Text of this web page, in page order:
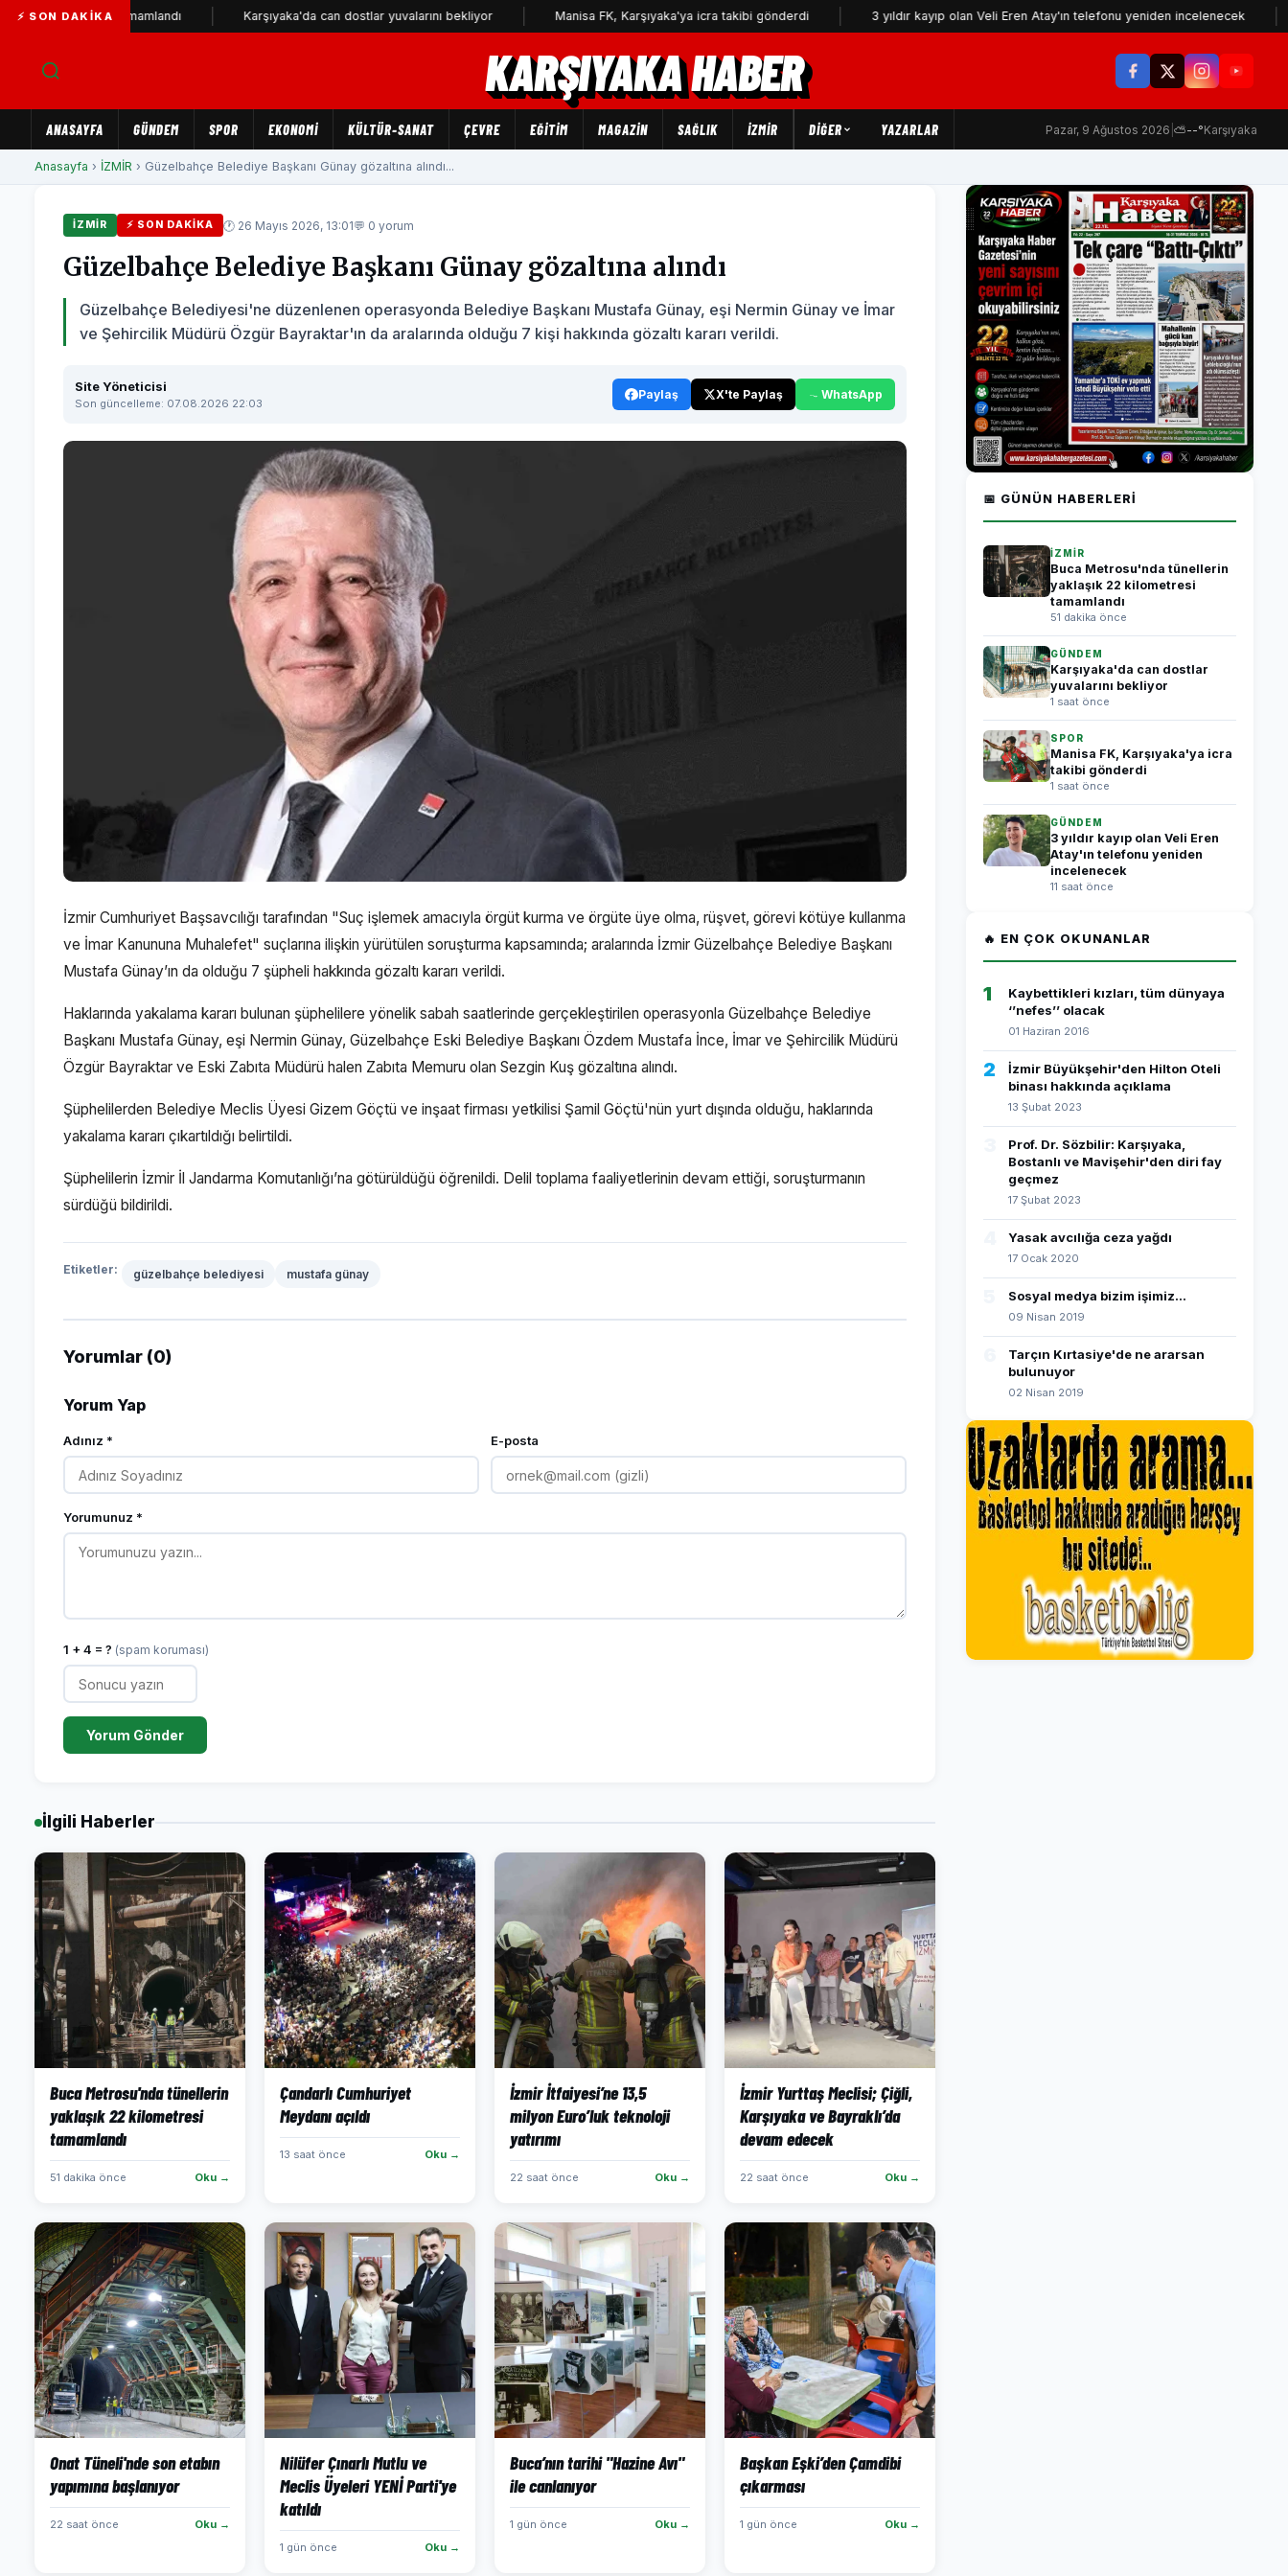
⚡ SON DAKIKA
tamamlandı Karşıyaka'da can dostlar yuvalarını bekliyor Manisa FK, Karşıyaka'ya icra takibi gönderdi 3 yıldır kayıp olan Veli Eren Atay'ın telefonu yeniden incelenecek
KARŞIYAKA HABER
ANASAYFA GÜNDEM SPOR EKONOMİ KÜLTÜR-SANAT ÇEVRE EĞİTİM MAGAZİN SAĞLIK İZMİR DIĞER YAZARLAR Pazar, 9 Ağustos 2026 ⛅--°Karşıyaka
Anasayfa › İZMİR › Güzelbahçe Belediye Başkanı Günay gözaltına alındı...
İZMİR ⚡ SON DAKIKA 🕐 26 Mayıs 2026, 13:01💬 0 yorum
Güzelbahçe Belediye Başkanı Günay gözaltına alındı
Güzelbahçe Belediyesi'ne düzenlenen operasyonda Belediye Başkanı Mustafa Günay, eşi Nermin Günay ve İmar
ve Şehircilik Müdürü Özgür Bayraktar'ın da aralarında olduğu 7 kişi hakkında gözaltı kararı verildi.
Site Yöneticisi
Son güncelleme: 07.08.2026 22:03
Paylaş X'te Paylaş WhatsApp
İzmir Cumhuriyet Başsavcılığı tarafından "Suç işlemek amacıyla örgüt kurma ve örgüte üye olma, rüşvet, görevi kötüye kullanma
ve İmar Kanununa Muhalefet" suçlarına ilişkin yürütülen soruşturma kapsamında; aralarında İzmir Güzelbahçe Belediye Başkanı
Mustafa Günay’ın da olduğu 7 şüpheli hakkında gözaltı kararı verildi.
Haklarında yakalama kararı bulunan şüphelilere yönelik sabah saatlerinde gerçekleştirilen operasyonla Güzelbahçe Belediye
Başkanı Mustafa Günay, eşi Nermin Günay, Güzelbahçe Eski Belediye Başkanı Özdem Mustafa İnce, İmar ve Şehircilik Müdürü
Özgür Bayraktar ve Eski Zabıta Müdürü halen Zabıta Memuru olan Sezgin Kuş gözaltına alındı.
Şüphelilerden Belediye Meclis Üyesi Gizem Göçtü ve inşaat firması yetkilisi Şamil Göçtü'nün yurt dışında olduğu, haklarında
yakalama kararı çıkartıldığı belirtildi.
Şüphelilerin İzmir İl Jandarma Komutanlığı’na götürüldüğü öğrenildi. Delil toplama faaliyetlerinin devam ettiği, soruşturmanın
sürdüğü bildirildi.
Etiketler: güzelbahçe belediyesi mustafa günay
Yorumlar (0)
Yorum Yap
Adınız * E-posta
Yorumunuz *
1 + 4 = ? (spam koruması)
Yorum Gönder
İlgili Haberler
Buca Metrosu'nda tünellerin
yaklaşık 22 kilometresi
tamamlandı
51 dakika önce Oku →
Çandarlı Cumhuriyet
Meydanı açıldı
13 saat önce Oku →
İzmir İtfaiyesi’ne 13,5
milyon Euro’luk teknoloji
yatırımı
22 saat önce Oku →
İzmir Yurttaş Meclisi; Çiğli,
Karşıyaka ve Bayraklı’da
devam edecek
22 saat önce Oku →
Onat Tüneli'nde son etabın
yapımına başlanıyor
22 saat önce Oku →
Nilüfer Çınarlı Mutlu ve
Meclis Üyeleri YENİ Parti'ye
katıldı
1 gün önce Oku →
Buca’nın tarihi "Hazine Avı"
ile canlanıyor
1 gün önce Oku →
Başkan Eşki’den Çamdibi
çıkarması
1 gün önce Oku →
📅 GÜNÜN HABERLERI
İZMİR
Buca Metrosu'nda tünellerin
yaklaşık 22 kilometresi
tamamlandı
51 dakika önce
GÜNDEM
Karşıyaka'da can dostlar
yuvalarını bekliyor
1 saat önce
SPOR
Manisa FK, Karşıyaka'ya icra
takibi gönderdi
1 saat önce
GÜNDEM
3 yıldır kayıp olan Veli Eren
Atay'ın telefonu yeniden
incelenecek
11 saat önce
🔥 EN ÇOK OKUNANLAR
1
Kaybettikleri kızları, tüm dünyaya
‘’nefes’’ olacak
01 Haziran 2016
2
İzmir Büyükşehir'den Hilton Oteli
binası hakkında açıklama
13 Şubat 2023
Prof. Dr. Sözbilir: Karşıyaka,
Bostanlı ve Mavişehir'den diri fay
geçmez
17 Şubat 2023
Yasak avcılığa ceza yağdı
17 Ocak 2020
Sosyal medya bizim işimiz...
09 Nisan 2019
Tarçın Kırtasiye'de ne ararsan
bulunuyor
02 Nisan 2019